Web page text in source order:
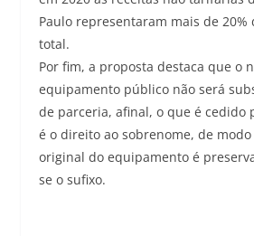
Paulo representaram mais de
total.
Por fim, a proposta destaca que o
equipamento público não será
de parceria, afinal, o que é cedido
é o direito ao sobrenome, de
original do equipamento é
se o sufixo.